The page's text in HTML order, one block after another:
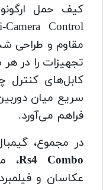
مقاوم و طراحی
تجهیزات را در
کابل‌های کنترل
سریع میان
فراهم می‌آورد.
در مجموع،
Rs4 Combo،
عکاسان و